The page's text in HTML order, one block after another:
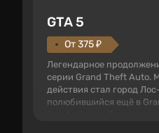
GTA 5
От 375 ₽
Легендарное
серии Grand Theft Auto.
действия стал город
полюбившийся ещё в